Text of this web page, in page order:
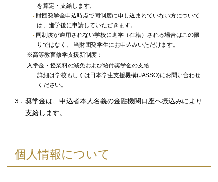
を算定・支給します。
財団奨学金申込時点で同制度に申し込まれていない方について
は、進学後に申請していただきます。
同制度が適用されない学校に進学（在籍）される場合はこの限
りではなく、 当財団奨学生にお申込みいただけます。
※高等教育修学支援新制度：
入学金・授業料の減免および給付奨学金の支給
詳細は学校もしくは日本学生支援機構(JASSO)にお問い合わせ
ください。
3．奨学金は、申込者本人名義の金融機関口座へ振込みにより
支給します。
個人情報について